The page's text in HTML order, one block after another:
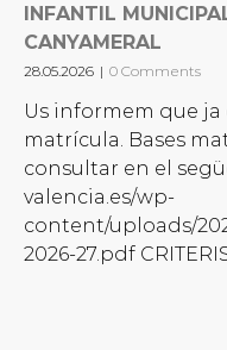
INFANTIL
CANYAMERAL
28.05.2026 | 0 Comments
Us informem que
matrícula. Bases
consultar en el
valencia.es/wp-
content/uploads/
2026-27.pdf